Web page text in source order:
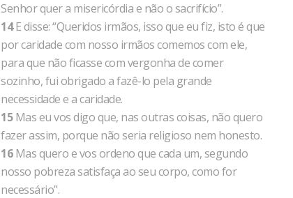
Senhor quer a misericórdia e não o sacrifício”.
14E disse: “Queridos irmãos, isso que eu fiz, isto é que
por caridade com nosso irmãos comemos com ele,
para que não ficasse com vergonha de comer
sozinho, fui obrigado a fazê-lo pela grande
necessidade e a caridade.
15Mas eu vos digo que, nas outras coisas, não quero
fazer assim, porque não seria religioso nem honesto.
16Mas quero e vos ordeno que cada um, segundo
nosso pobreza satisfaça ao seu corpo, como for
necessário”.